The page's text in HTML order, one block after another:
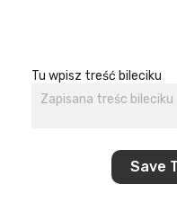
Tu wpisz treść bileciku
Save